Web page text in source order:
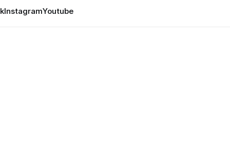
InstagramYoutube